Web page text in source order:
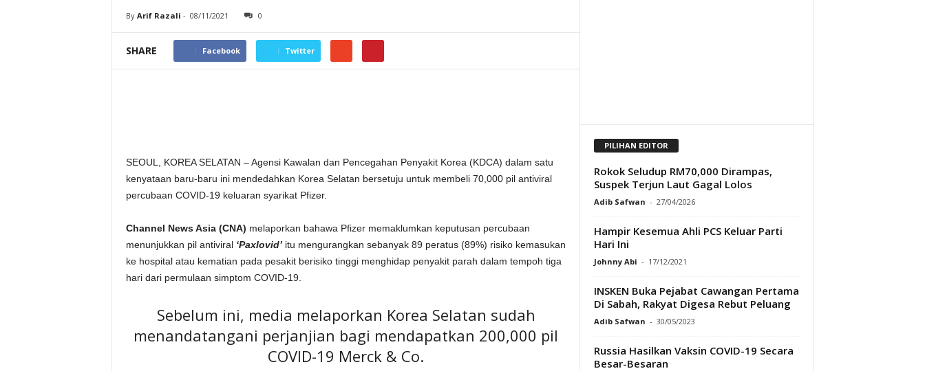
By Arif Razali - 08/11/2021 0
SHARE Facebook Twitter
SEOUL, KOREA SELATAN – Agensi Kawalan dan Pencegahan Penyakit Korea (KDCA) dalam satu
kenyataan baru-baru ini mendedahkan Korea Selatan bersetuju untuk membeli 70,000 pil antiviral
percubaan COVID-19 keluaran syarikat Pfizer.
Channel News Asia (CNA) melaporkan bahawa Pfizer memaklumkan keputusan percubaan
menunjukkan pil antiviral ‘Paxlovid’itu mengurangkan sebanyak 89 peratus (89%) risiko kemasukan
ke hospital atau kematian pada pesakit berisiko tinggi menghidap penyakit parah dalam tempoh tiga
hari dari permulaan simptom COVID-19.
Sebelum ini, media melaporkan Korea Selatan sudah
menandatangani perjanjian bagi mendapatkan 200,000 pil
COVID-19 Merck & Co.
PILIHAN EDITOR
Rokok Seludup RM70,000 Dirampas,
Suspek Terjun Laut Gagal Lolos
Adib Safwan - 27/04/2026
Hampir Kesemua Ahli PCS Keluar Parti
Hari Ini
Johnny Abi - 17/12/2021
INSKEN Buka Pejabat Cawangan Pertama
Di Sabah, Rakyat Digesa Rebut Peluang
Adib Safwan - 30/05/2023
Russia Hasilkan Vaksin COVID-19 Secara
Besar-Besaran